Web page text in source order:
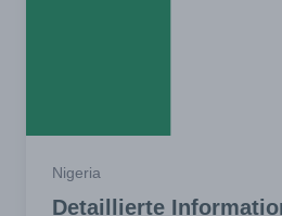
Nigeria
Detaillierte